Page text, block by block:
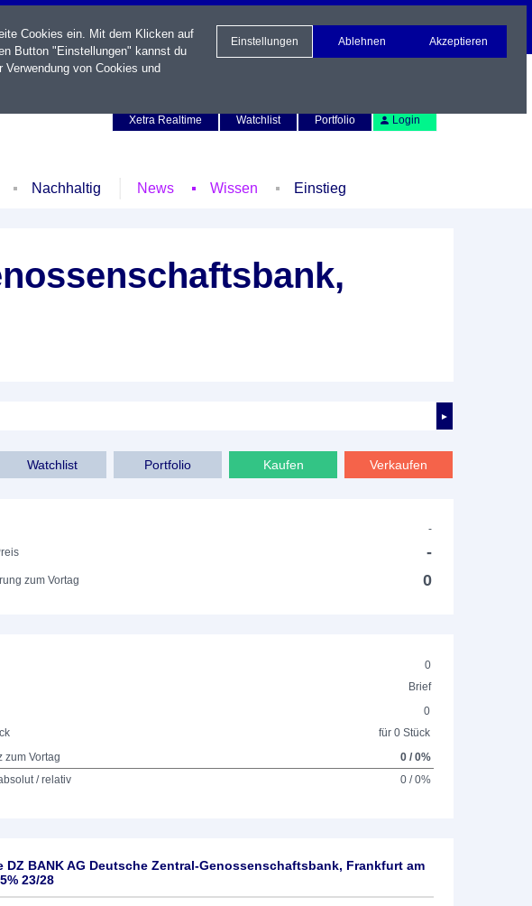
Xetra Realtime
Watchlist Portfolio Login
Nachhaltig News Wissen Einstieg
►
Verkaufen
Kaufen
Portfolio
Watchlist
-
-
zum Vortag 0
0
Brief
0
für 0 Stück
zum Vortag
0 / 0%
/ relativ
0 / 0%
DZ BANK AG Deutsche Zentral-Genossenschaftsbank, Frankfurt am
23/28
Cookies ein. Mit dem Klicken auf
Button "Einstellungen" kannst du
von Cookies und
Einstellungen Ablehnen Akzeptieren